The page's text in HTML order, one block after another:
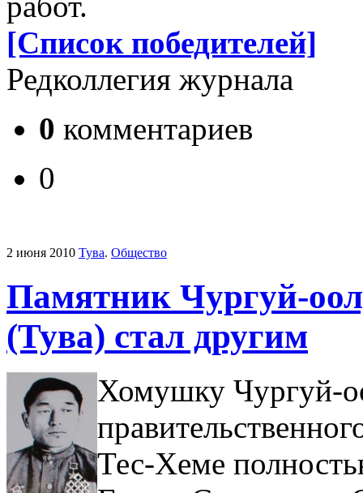
[Список победителей]
Редколлегия журнала
0 комментариев
0
2 июня 2010 Тува. Общество
Памятник Чургуй-
(Тува) стал другим
Хомушку Чургуй-
Тес-Хеме